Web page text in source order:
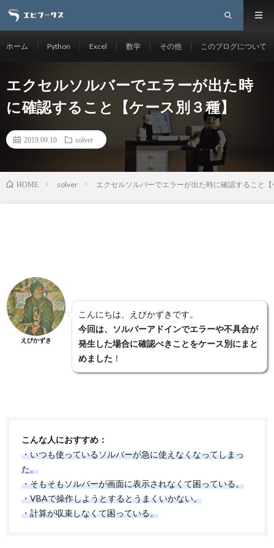
ホーム Python Excel 数学 その他 このブログについて
エクセルソルバーでエラーが出た時
に確認すること【ケース別３種】
2019.09.10 solver
HOME solver エクセルソルバーでエラーが出た時に確認すること
えびかずき
こんにちは、えびかずきです。
今回は、ソルバーアドインでエラーや不具合が
発生した場合に確認べきことをケース別にまと
めました ！
こんな人におすすめ：
・いつも使っているソルバーが急に使えなくなってしまっ
た。
・そもそもソルバーが画面に表示されなくて困っている。
・VBAで操作しようとするとうまくいかない。
・計算が収束しなくて困っている。